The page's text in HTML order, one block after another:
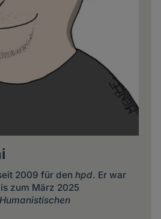
2009 für den hpd. Er war
zum März 2025
Humanistischen